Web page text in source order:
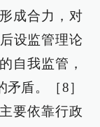
成合力，对
设监管理论
自我监管，
盾。［8］
要依靠行政